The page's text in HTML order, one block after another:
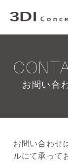
お問い合
お問い合わせ
ルにて承って